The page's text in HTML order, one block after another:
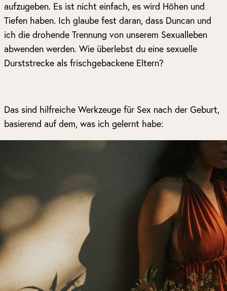
aufzugeben. Es ist nicht einfach, es wird Höhen und
Tiefen haben. Ich glaube fest daran, dass Duncan und
ich die drohende Trennung von unserem Sexualleben
abwenden werden. Wie überlebst du eine sexuelle
Durststrecke als frischgebackene Eltern?
Das sind hilfreiche Werkzeuge für Sex nach der Geburt,
basierend auf dem, was ich gelernt habe: